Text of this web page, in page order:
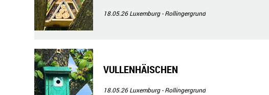
18.05.26Luxemburg - Rollingergrund
VULLENHÄISCHEN
18.05.26Luxemburg - Rollingergrund